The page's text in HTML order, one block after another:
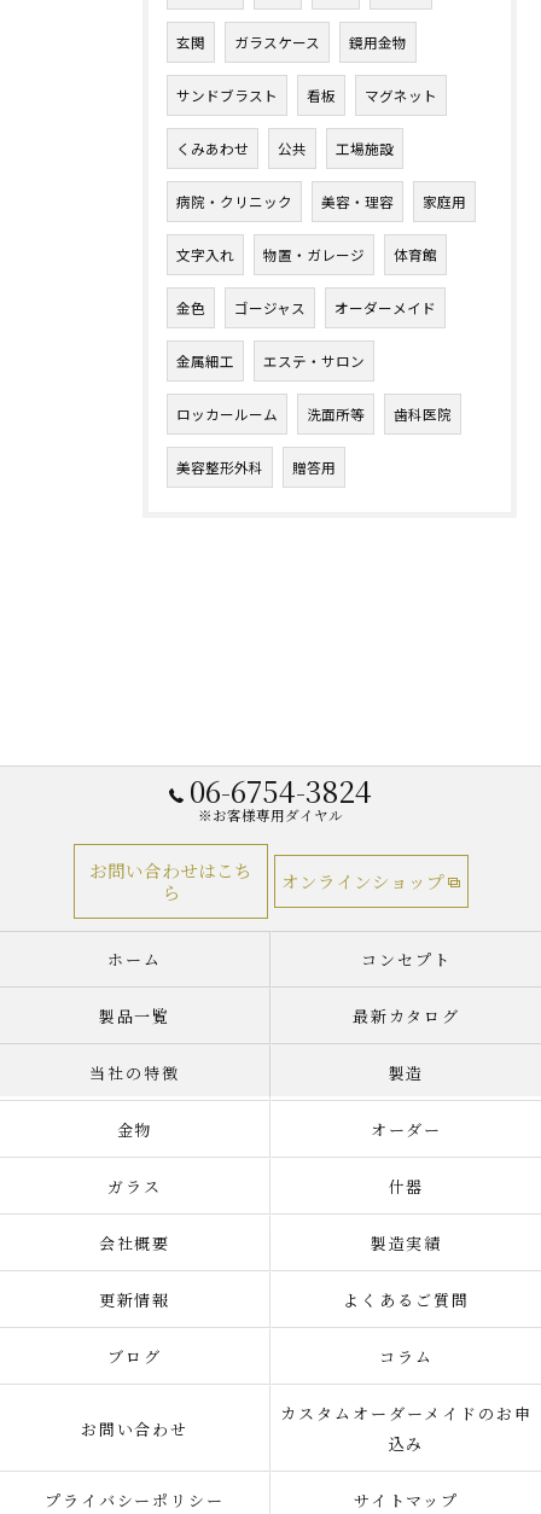
玄関 ガラスケース 鏡用金物
サンドブラスト 看板 マグネット
くみあわせ 公共 工場施設
病院・クリニック 美容・理容 家庭用
文字入れ 物置・ガレージ 体育館
金色 ゴージャス オーダーメイド
金属細工 エステ・サロン
ロッカールーム 洗面所等 歯科医院
美容整形外科 贈答用
06-6754-3824
※お客様専用ダイヤル
お問い合わせはこち
ら
オンラインショップ
ホーム コンセプト
製品一覧 最新カタログ
当社の特徴 製造
金物 オーダー
ガラス 什器
会社概要 製造実績
更新情報 よくあるご質問
ブログ コラム
お問い合わせ
カスタムオーダーメイドのお申
込み
プライバシーポリシー サイトマップ